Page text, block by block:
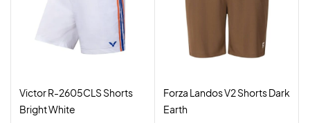
Victor R-2605CLS Shorts
Bright White
Forza Landos V2 Shorts Dark
Earth